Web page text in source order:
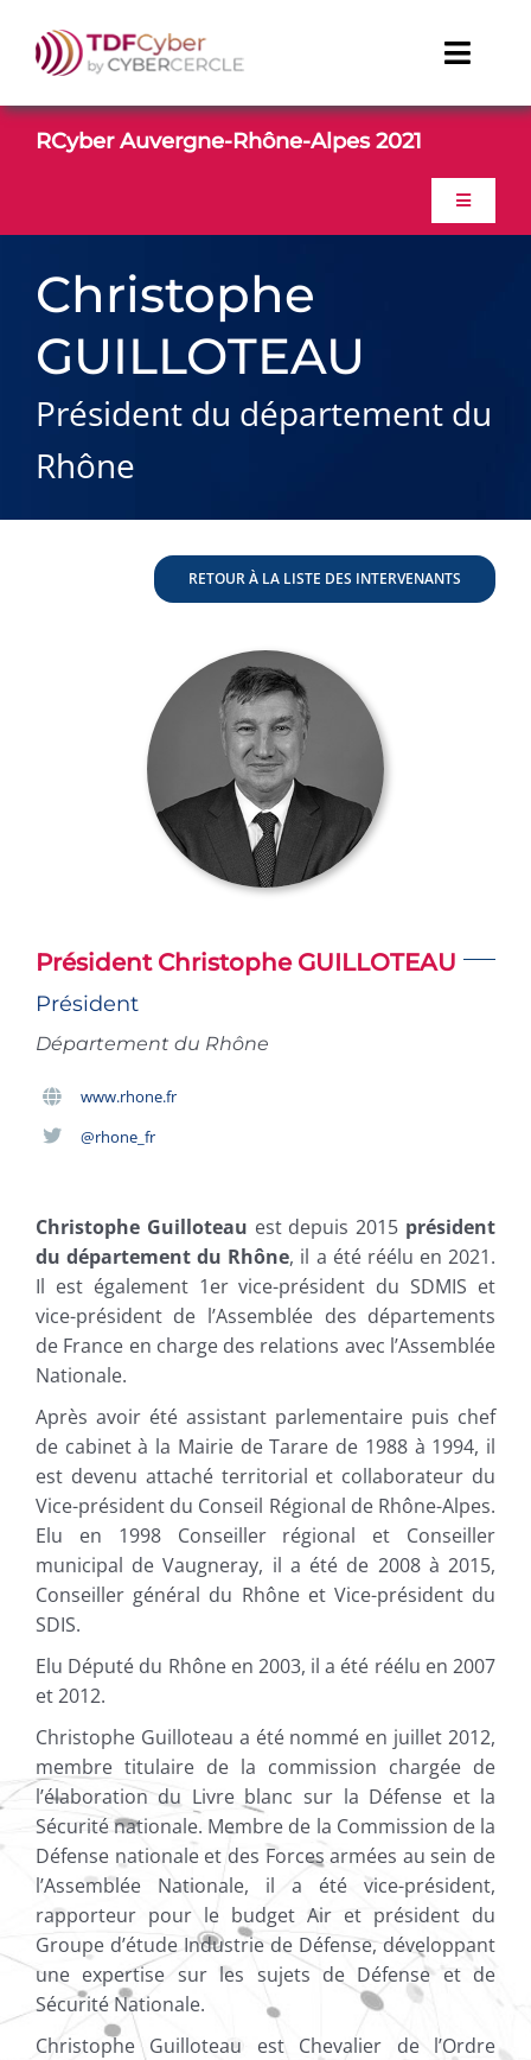
contenu
TDFCyber
Youtube
RCyber Auvergne-Rhône-Alpes 2021
Toggle
PROGRAMME
GALERIE PHOTO
Christophe
GUILLOTEAU
Président du département du
Rhône
RETOUR À LA LISTE DES INTERVENANTS
Président Christophe GUILLOTEAU
Président
Département du Rhône
www.rhone.fr
@rhone_fr
Christophe Guilloteau est depuis 2015 président
du département du Rhône, il a été réélu en 2021.
Il est également 1er vice-président du SDMIS et
vice-président de l’Assemblée des départements
de France en charge des relations avec l’Assemblée
Nationale.
Après avoir été assistant parlementaire puis chef
de cabinet à la Mairie de Tarare de 1988 à 1994, il
est devenu attaché territorial et collaborateur du
Vice-président du Conseil Régional de Rhône-Alpes.
Elu en 1998 Conseiller régional et Conseiller
municipal de Vaugneray, il a été de 2008 à 2015,
Conseiller général du Rhône et Vice-président du
SDIS.
Elu Député du Rhône en 2003, il a été réélu en 2007
et 2012.
Christophe Guilloteau a été nommé en juillet 2012,
membre titulaire de la commission chargée de
l’élaboration du Livre blanc sur la Défense et la
Sécurité nationale. Membre de la Commission de la
Défense nationale et des Forces armées au sein de
l’Assemblée Nationale, il a été vice-président,
rapporteur pour le budget Air et président du
Groupe d’étude Industrie de Défense, développant
une expertise sur les sujets de Défense et de
Sécurité Nationale.
Christophe Guilloteau est Chevalier de l’Ordre